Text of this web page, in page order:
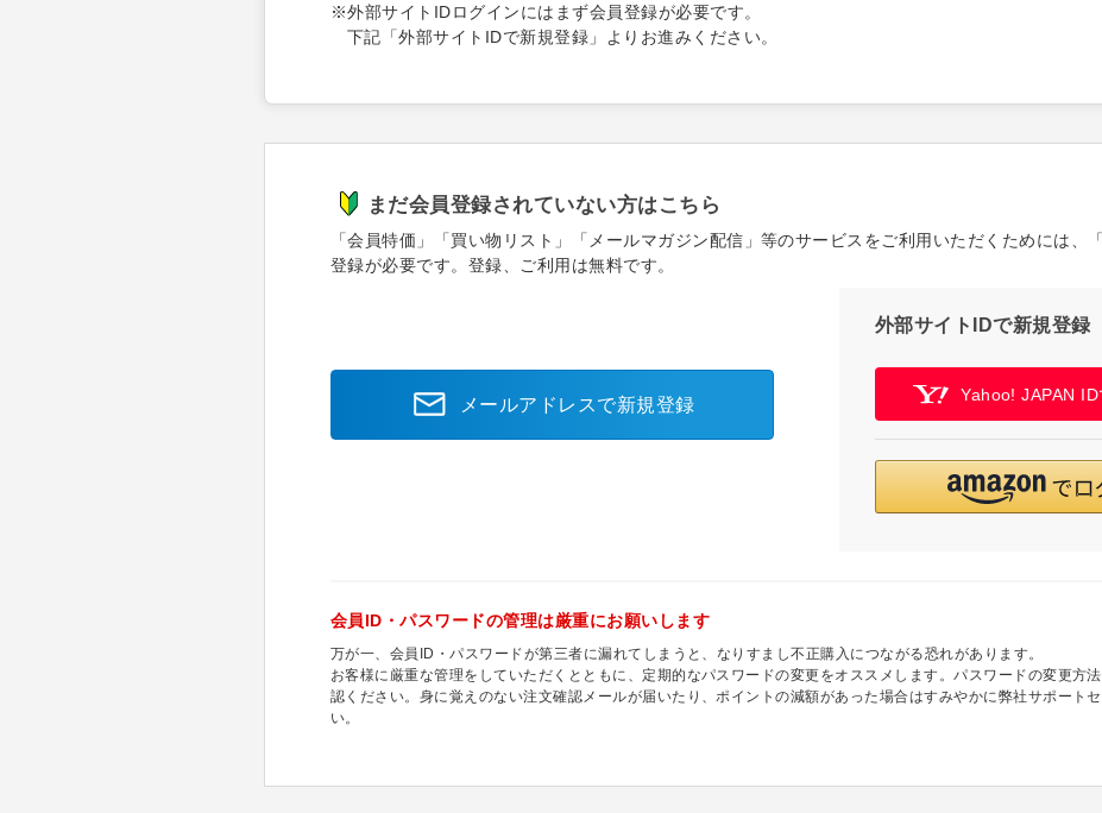
※外部サイトIDログインにはまず会員登録が必要です。
下記「外部サイトIDで新規登録」よりお進みください。
まだ会員登録されていない方はこちら
「会員特価」「買い物リスト」「メールマガジン配信」等のサービスをご利用いただくためには、
登録が必要です。登録、ご利用は無料です。
メールアドレスで新規登録
外部サイトIDで新規登録
Yahoo! JAPAN
会員ID・パスワードの管理は厳重にお願いします
万が一、会員ID・パスワードが第三者に漏れてしまうと、なりすまし不正購入につながる恐れがあります。
お客様に厳重な管理をしていただくとともに、定期的なパスワードの変更をオススメします。パスワードの変更方
認ください。身に覚えのない注文確認メールが届いたり、ポイントの減額があった場合はすみやかに弊社サポート
い。